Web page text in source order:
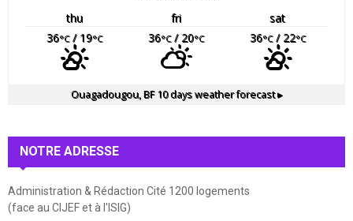
thu fri
sat
36°C/ 19°C 36°C/ 20°C 36°C/ 22°C
Ouagadougou, BF10 days weather forecast ▸
NOTRE ADRESSE
Administration & Rédaction Cité 1200 logements
(face au CIJEF et à l'ISIG)